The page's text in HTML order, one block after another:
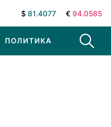
$ 81.4077 € 94.0585
ПОЛИТИКА В МИРЕ